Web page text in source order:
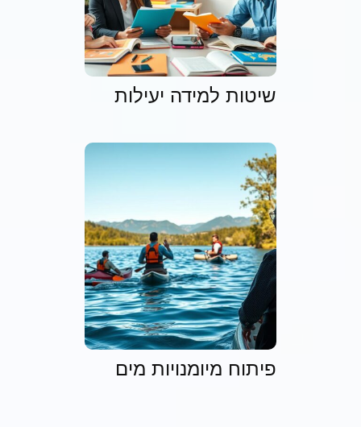
שיטות למידה יעילות
פיתוח מיומנויות מים